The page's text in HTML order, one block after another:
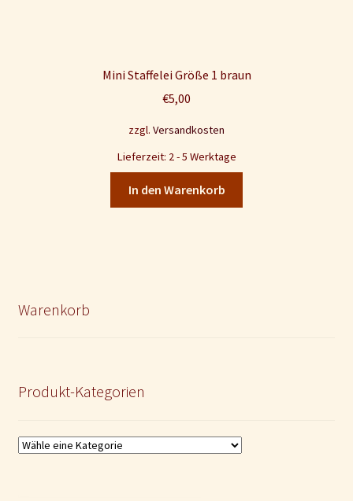
Mini Staffelei Größe 1 braun
€5,00
zzgl. Versandkosten
Lieferzeit: 2 - 5 Werktage
In den Warenkorb
Warenkorb
Produkt-Kategorien